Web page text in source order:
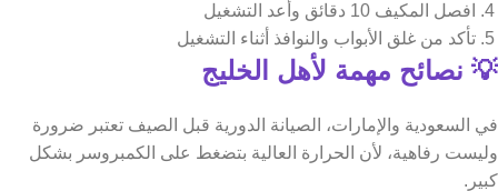
افصل المكيف 10 دقائق وأعد التشغيل
تأكد من غلق الأبواب والنوافذ أثناء التشغيل
💡 نصائح مهمة لأهل الخليج
في السعودية والإمارات، الصيانة الدورية قبل الصيف تعتبر ضرورة
وليست رفاهية، لأن الحرارة العالية بتضغط على الكمبروسر بشكل
كبير.